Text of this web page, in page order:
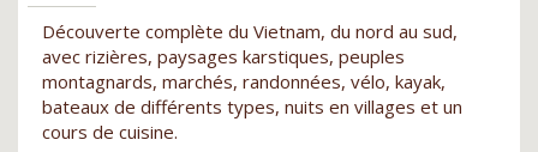
Découverte complète du Vietnam, du nord au sud,
avec rizières, paysages karstiques, peuples
montagnards, marchés, randonnées, vélo, kayak,
bateaux de différents types, nuits en villages et un
cours de cuisine.